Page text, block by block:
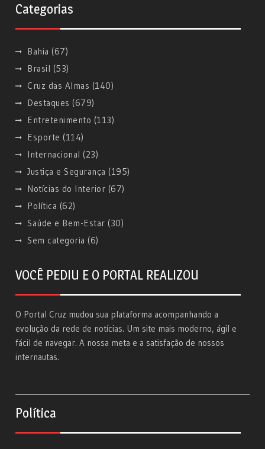
Categorias
Bahia (67)
Brasil (53)
Cruz das Almas (140)
Destaques (679)
Entretenimento (113)
Esporte (114)
Internacional (23)
Justiça e Segurança (195)
Notícias do Interior (67)
Política (62)
Saúde e Bem-Estar (30)
Sem categoria (6)
VOCÊ PEDIU E O PORTAL REALIZOU
O Portal Cruz mudou sua plataforma acompanhando a
evolução da rede de notícias. Um site mais moderno, ágil e
fácil de navegar. A nossa meta e a satisfação de nossos
internautas.
Política